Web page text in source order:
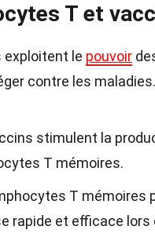
T et
exploitent le pouvoir
contre les maladies.
stimulent la
T mémoires.
T mémoires
rapide et efficace lors